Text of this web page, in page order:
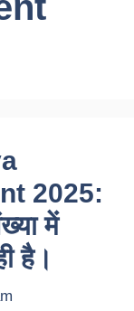
2025:
में
है।